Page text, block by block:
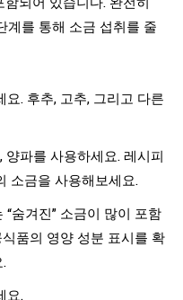
계를 통해 소금 섭취를 줄
. 후추, 고추, 그리고 다른
양파를 사용하세요. 레시피
소금을 사용해보세요.
숨겨진” 소금이 많이 포함
품의 영양 성분 표시를 확
요.